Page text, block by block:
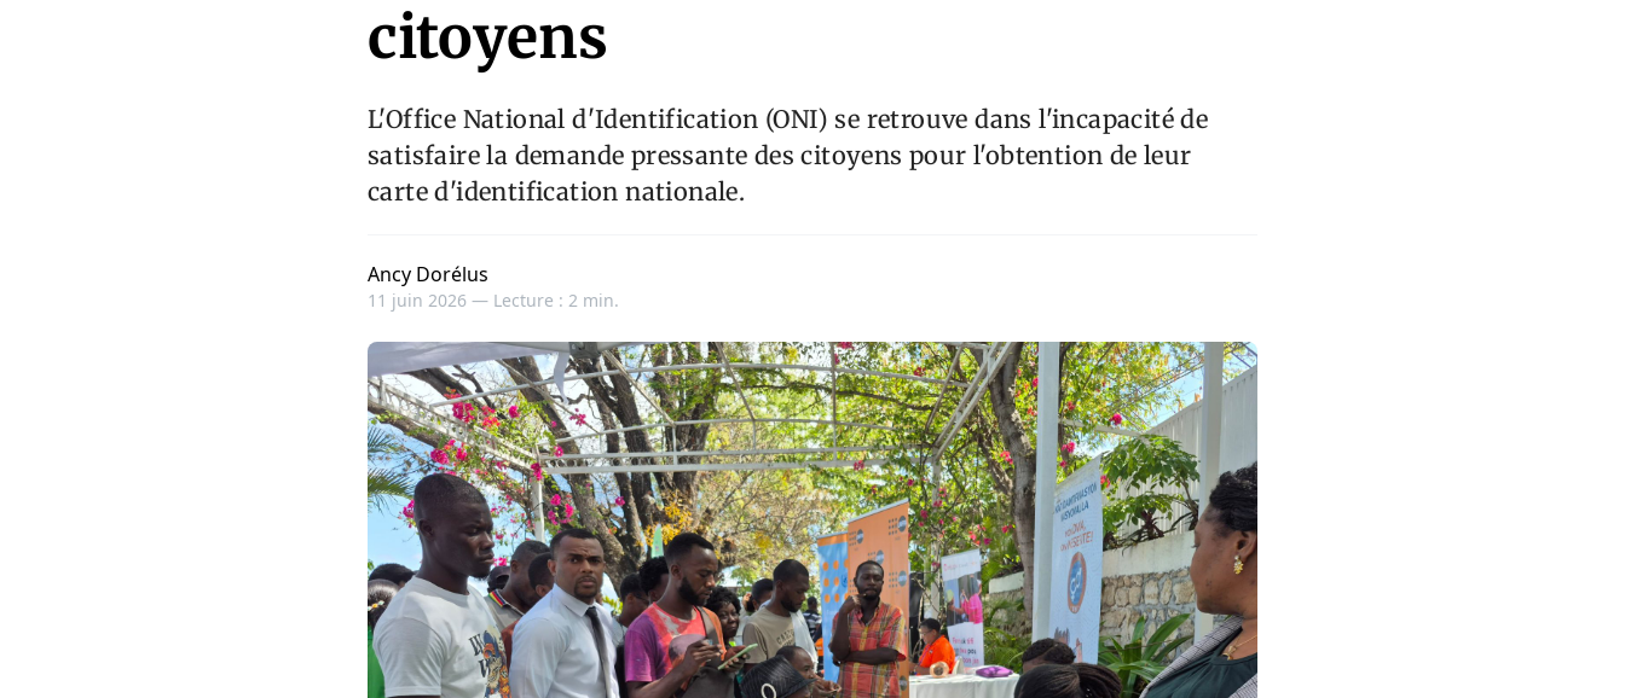
citoyens
L'Office National d'Identification (ONI) se retrouve dans l'incapacité de
satisfaire la demande pressante des citoyens pour l'obtention de leur
carte d'identification nationale.
Ancy Dorélus
11 juin 2026 — Lecture : 2 min.